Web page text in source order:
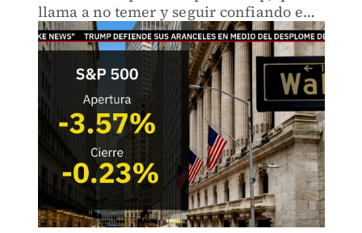
llama a no temer y seguir confiando en
su política económica.